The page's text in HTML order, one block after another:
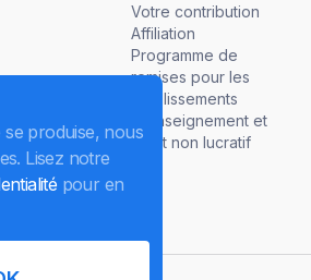
Votre contribution
Affiliation
Programme de
remises pour les
établissements
d'enseignement et
à but non lucratif
se produise, nous
Lisez notre
pour en